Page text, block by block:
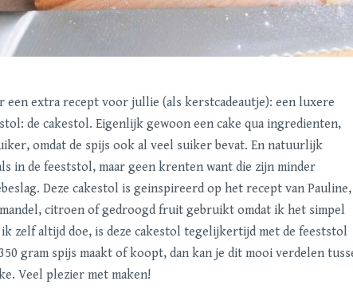
een extra recept voor jullie (als kerstcadeautje): een luxere
de cakestol. Eigenlijk gewoon een cake qua ingredienten,
omdat de spijs ook al veel suiker bevat. En natuurlijk
in de feeststol, maar geen krenten want die zijn minder
Deze cakestol is geinspireerd op het recept van Pauline,
citroen of gedroogd fruit gebruikt omdat ik het simpel
zelf altijd doe, is deze cakestol tegelijkertijd met de feeststol
gram spijs maakt of koopt, dan kan je dit mooi verdelen
Veel plezier met maken!